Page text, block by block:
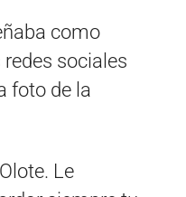
como
sociales
foto de la
Le